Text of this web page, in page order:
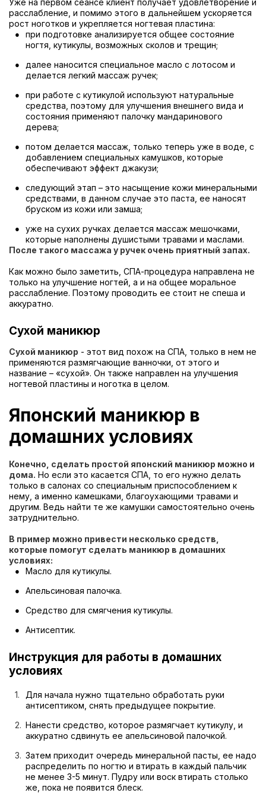
Уже на первом сеансе клиент получает удовлетворение и
расслабление, и помимо этого в дальнейшем ускоряется
рост ноготков и укрепляется ногтевая пластина:
при подготовке анализируется общее состояние
ногтя, кутикулы, возможных сколов и трещин;
далее наносится специальное масло с лотосом и
делается легкий массаж ручек;
при работе с кутикулой используют натуральные
средства, поэтому для улучшения внешнего вида и
состояния применяют палочку мандаринового
дерева;
потом делается массаж, только теперь уже в воде, с
добавлением специальных камушков, которые
обеспечивают эффект джакузи;
следующий этап – это насыщение кожи минеральными
средствами, в данном случае это паста, ее наносят
бруском из кожи или замша;
уже на сухих ручках делается массаж мешочками,
которые наполнены душистыми травами и маслами.
После такого массажа у ручек очень приятный запах.
Как можно было заметить, СПА-процедура направлена не
только на улучшение ногтей, а и на общее моральное
расслабление. Поэтому проводить ее стоит не спеша и
аккуратно.
Сухой маникюр
Сухой маникюр - этот вид похож на СПА, только в нем не
применяются размягчающие ванночки, от этого и
название – «сухой». Он также направлен на улучшения
ногтевой пластины и ноготка в целом.
Японский маникюр в
домашних условиях
Конечно, сделать простой японский маникюр можно и
дома. Но если это касается СПА, то его нужно делать
только в салонах со специальным приспособлением к
нему, а именно камешками, благоухающими травами и
другим. Ведь найти те же камушки самостоятельно очень
затруднительно.
В пример можно привести несколько средств,
которые помогут сделать маникюр в домашних
условиях:
Масло для кутикулы.
Апельсиновая палочка.
Средство для смягчения кутикулы.
Антисептик.
Инструкция для работы в домашних
условиях
Для начала нужно тщательно обработать руки
антисептиком, снять предыдущее покрытие.
Нанести средство, которое размягчает кутикулу, и
аккуратно сдвинуть ее апельсиновой палочкой.
Затем приходит очередь минеральной пасты, ее надо
распределить по ногтю и втирать в каждый пальчик
не менее 3-5 минут. Пудру или воск втирать столько
же, пока не появится блеск.